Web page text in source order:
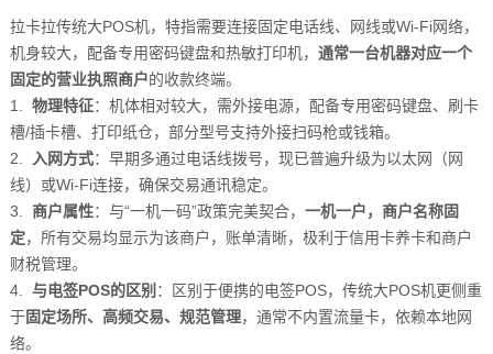
拉卡拉传统大POS机，特指需要连接固定电话线、网线或Wi-Fi网络，
机身较大，配备专用密码键盘和热敏打印机， 通常一台机器对应一个
固定的营业执照商户的收款终端。
1. 物理特征：机体相对较大，需外接电源，配备专用密码键盘、刷卡
槽/插卡槽、打印纸仓，部分型号支持外接扫码枪或钱箱。
2. 入网方式：早期多通过电话线拨号，现已普遍升级为以太网（网
线）或Wi-Fi连接，确保交易通讯稳定。
3. 商户属性：与“一机一码”政策完美契合， 一机一户，商户名称固
定，所有交易均显示为该商户，账单清晰，极利于信用卡养卡和商户
财税管理。
4. 与电签POS的区别 ：区别于便携的电签POS，传统大POS机更侧重
于固定场所、高频交易、规范管理，通常不内置流量卡，依赖本地网
络。